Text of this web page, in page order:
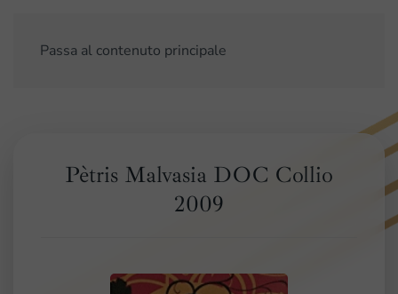
Passa al contenuto principale
Pètris Malvasia DOC Collio
2009